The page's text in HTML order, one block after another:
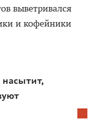
выветривался
и кофейники
насытит,